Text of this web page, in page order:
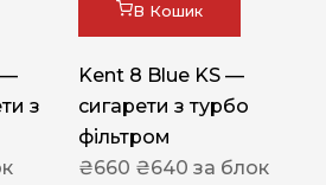
—
з
В Кошик
Kent 8 Blue KS —
сигарети з турбо
фільтром
₴660 ₴640 за блок